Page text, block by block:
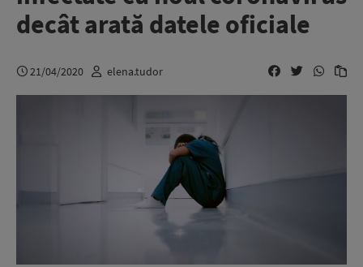
decât arată datele oficiale
21/04/2020 elena.tudor